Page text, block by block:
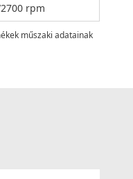
rpm
műszaki adatainak